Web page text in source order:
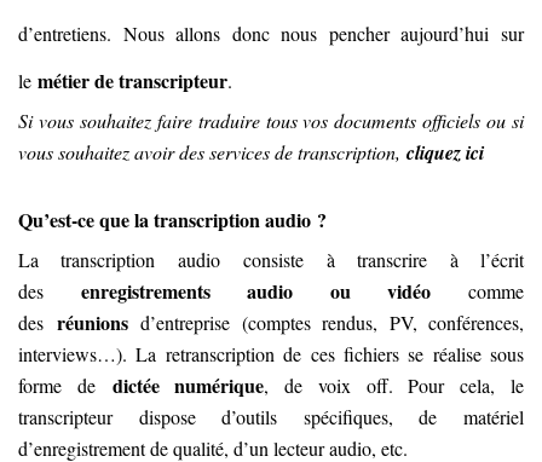
d’entretiens. Nous allons donc nous pencher aujourd’hui sur
le métier de transcripteur.
Si vous souhaitez faire traduire tous vos documents officiels ou si
vous souhaitez avoir des services de transcription, cliquez ici
Qu’est-ce que la transcription audio ?
La transcription audio consiste à transcrire à l’écrit
desenregistrements audio ou vidéocomme
des réunionsd’entreprise (comptes rendus, PV, conférences,
interviews…). La retranscription de ces fichiers se réalise sous
forme de dictée numérique, de voix off. Pour cela, le
transcripteur dispose d’outils spécifiques, de matériel
d’enregistrement de qualité, d’un lecteur audio, etc.